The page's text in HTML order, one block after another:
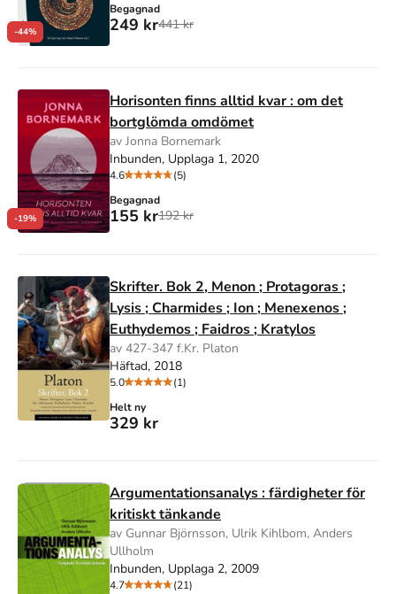
-44%
Begagnad
249 kr441 kr
-19%
Horisonten finns alltid kvar : om det
bortglömda omdömet
av Jonna Bornemark
Inbunden, Upplaga 1, 2020
4.6
(5)
Begagnad
155 kr192 kr
Skrifter. Bok 2, Menon ; Protagoras ;
Lysis ; Charmides ; Ion ; Menexenos ;
Euthydemos ; Faidros ; Kratylos
av 427-347 f.Kr. Platon
Häftad, 2018
5.0
(1)
Helt ny
329 kr
Argumentationsanalys : färdigheter för
kritiskt tänkande
av Gunnar Björnsson, Ulrik Kihlbom, Anders
Ullholm
Inbunden, Upplaga 2, 2009
4.7
(21)